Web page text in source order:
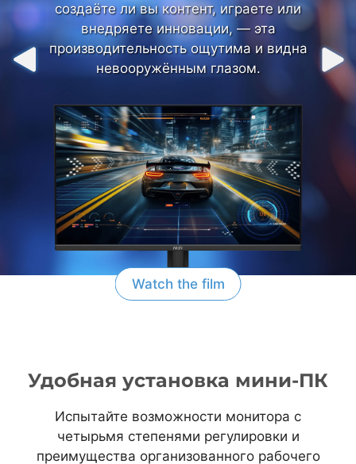
создаёте ли вы контент, играете или
внедряете инновации, — эта
производительность ощутима и видна
невооружённым глазом.
создаёте ли вы контент, играете или
внедряете инновации, — эта
производительность ощутима и видна
невооружённым глазом.
Watch the film
Удобная установка мини-ПК
Испытайте возможности монитора с
четырьмя степенями регулировки и
преимущества организованного рабочего